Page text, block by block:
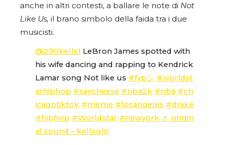
anche in altri contesti, a ballare le note di Not
Like Us, il brano simbolo della faida tra i due
musicisti.
@290kells1 LeBron James spotted with
his wife dancing and rapping to Kendrick
Lamar song Not like us #fypシ #worldst
arhiphop #saycheese #nba2k #nba #ch
icagotiktok #meme #losangeles #drake
#hiphop #Worldstar #newyork ♬ origin
al sound – kellsglo